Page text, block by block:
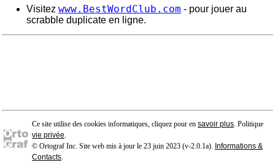
Visitez www.BestWordClub.com - pour jouer au
scrabble duplicate en ligne.
Ce site utilise des cookies informatiques, cliquez pour en savoir plus. Politique
vie privée.
© Ortograf Inc. Site web mis à jour le 23 juin 2023 (v-2.0.1a). Informations &
Contacts.